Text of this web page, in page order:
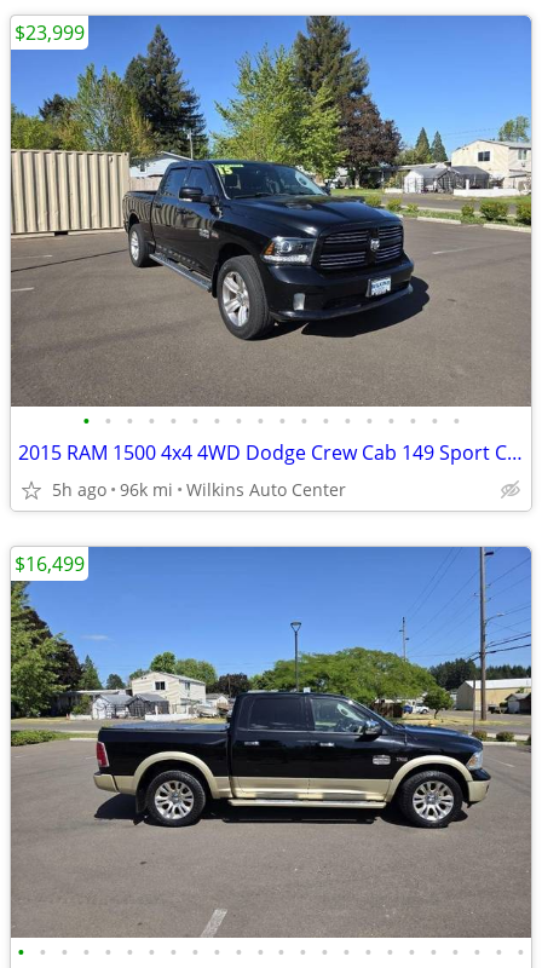
• • • • • • • • • • • • • • • • • •
2015 RAM 1500 4x4 4WD Dodge Crew Cab 149 Sport Crew Cab Long Bed
5h ago 96k mi Wilkins Auto Center
$23,999
• • • • • • • • • • • • • • • • • • • • • • • •
$16,499